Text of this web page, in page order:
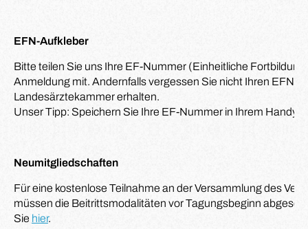
EFN-Aufkleber
Bitte teilen Sie uns Ihre EF-Nummer (Einheitliche
Anmeldung mit. Andernfalls vergessen Sie nicht Ihren EFN-
Landesärztekammer erhalten.
Unser Tipp: Speichern Sie Ihre EF-Nummer in Ihrem Handy
Neumitgliedschaften
Für eine kostenlose Teilnahme an der Versammlung des
müssen die Beitrittsmodalitäten vor Tagungsbeginn
Sie hier.